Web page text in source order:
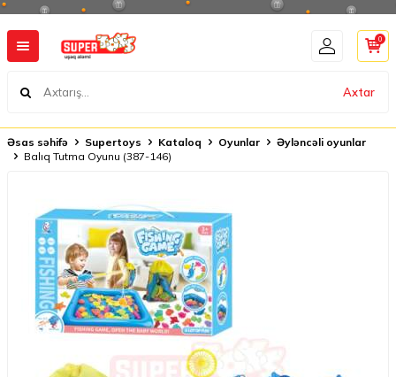
Axtar
0
Əsas səhifə Supertoys Kataloq Oyunlar
Əyləncəli oyunlar
Balıq Tutma Oyunu (387-146)